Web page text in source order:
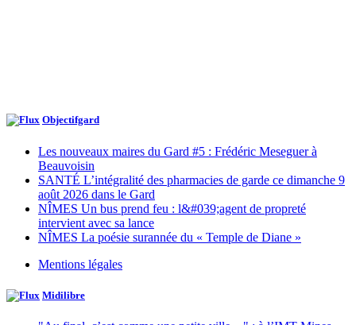
Objectifgard
Les nouveaux maires du Gard #5 : Frédéric Meseguer à
Beauvoisin
SANTÉ L’intégralité des pharmacies de garde ce dimanche 9
août 2026 dans le Gard
NÎMES Un bus prend feu : l&#039;agent de propreté
intervient avec sa lance
NÎMES La poésie surannée du « Temple de Diane »
Mentions légales
Midilibre